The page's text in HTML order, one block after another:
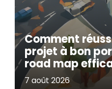
Comment
projet à bon
road map
7 août 2026